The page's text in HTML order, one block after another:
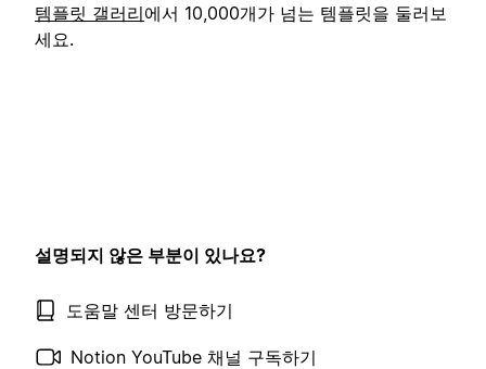
템플릿 갤러리에서 10,000개가 넘는 템플릿을 둘러보
세요.
설명되지 않은 부분이 있나요?
도움말 센터 방문하기
Notion YouTube 채널 구독하기